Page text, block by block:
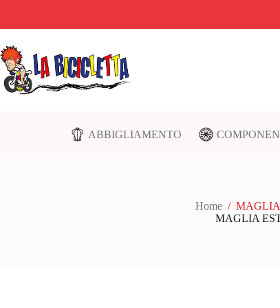
contenuto
ABBIGLIAMENTO
Home /
MAGLIA